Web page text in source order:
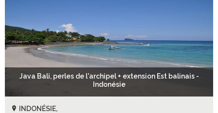
Java Bali, perles de l'archipel + extension Est balinais -
Indonésie
INDONÉSIE,